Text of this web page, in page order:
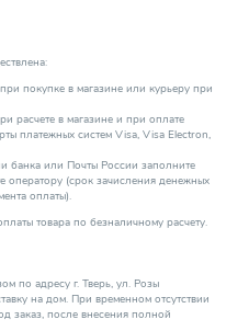
покупке в магазине или курьеру при
расчете в магазине и при оплате
платежных систем Visa, Visa Electron,
банка или Почты России заполните
оператору (срок зачисления денежных
оплаты).
товара по безналичному расчету.
по адресу г. Тверь, ул. Розы
на дом. При временном отсутствии
заказ, после внесения полной